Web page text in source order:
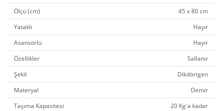
Ölçü (cm)
45 x 80 cm
Yataklı
Hayır
Asansörlü
Hayır
Özellikler
Sallanır
Şekil
Dikdörtgen
Materyal
Demir
Taşıma Kapasitesi
20 Kg'a kadar